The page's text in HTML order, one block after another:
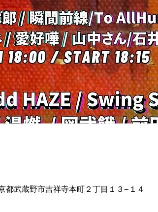
武蔵野市吉祥寺本町２丁目１３−１４